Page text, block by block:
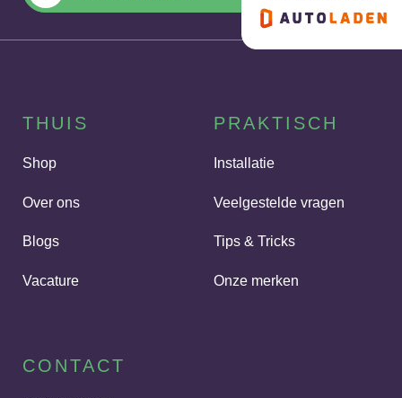
THUIS
Shop
Over ons
Blogs
Vacature
PRAKTISCH
Installatie
Veelgestelde vragen
Tips & Tricks
Onze merken
CONTACT